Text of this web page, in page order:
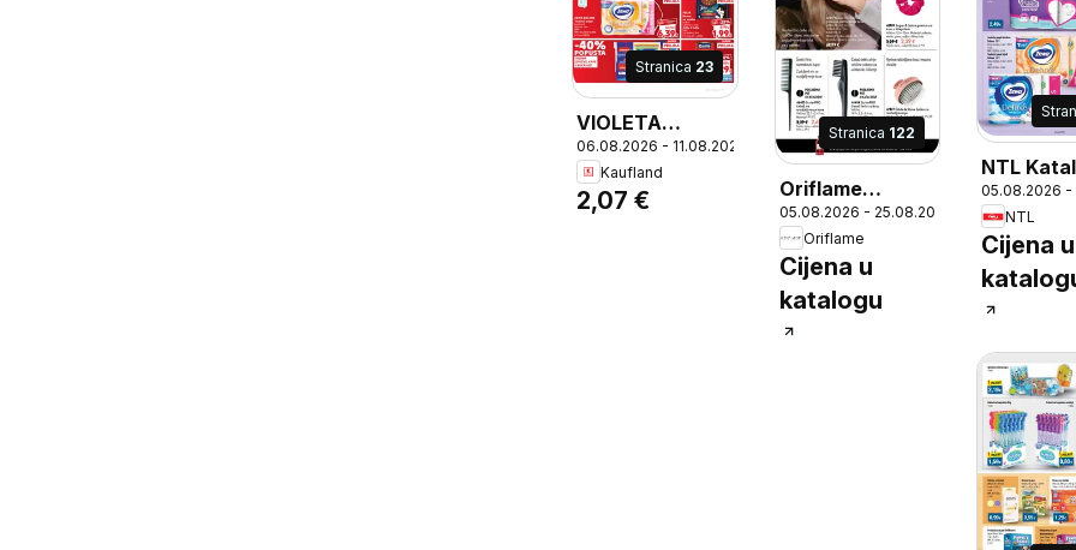
Stranica 23
VIOLETA
Papirnati
ručnik, All in 1
06.08.2026 - 11.08.2026
Kaufland
2,07 €
Stranica 122
Oriflame
Katalog
05.08.2026 - 25.08.2026
Oriflame
Cijena u
katalogu
NTL
05.08.2026 -
NTL
Cijena u